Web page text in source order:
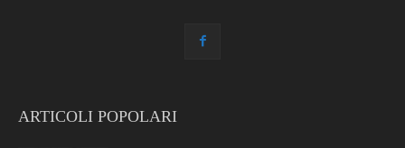
ARTICOLI POPOLARI